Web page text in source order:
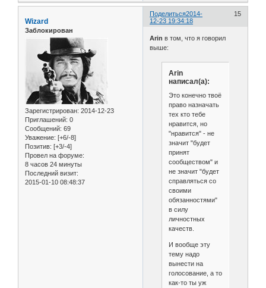
Поделиться 15
2014-
12-23 19:34:18
Wizard
Заблокирован
Зарегистрирован: 2014-12-23
Приглашений: 0
Сообщений: 69
Уважение: [+6/-8]
Позитив: [+3/-4]
Провел на форуме:
8 часов 24 минуты
Последний визит:
2015-01-10 08:48:37
Arin в том, что я говорил
выше:
Arin
написал(а):
Это конечно твоё
право назначать
тех кто тебе
нравится, но
"нравится" - не
значит "будет
принят
сообществом" и
не значит "будет
справляться со
своими
обязанностями"
в силу
личностных
качеств.
И вообще эту
тему надо
вынести на
голосование, а то
как-то ты уж